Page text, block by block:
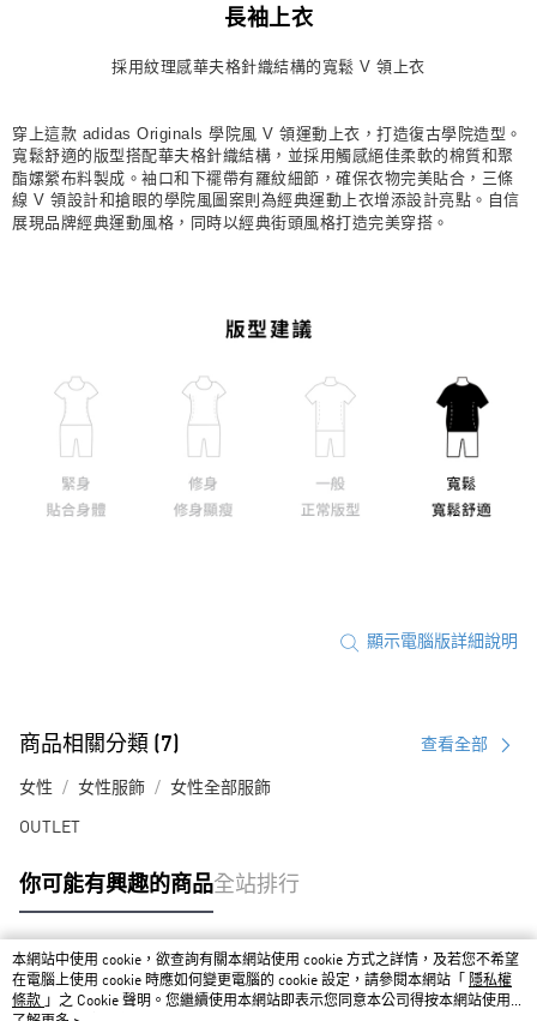
每筆NT$80，滿NT$1,500(含以上)免運費
長袖上衣
採用紋理感華夫格針織結構的寬鬆 V 領上衣
穿上這款 adidas Originals 學院風 V 領運動上衣，打造復古學院造型。
寬鬆舒適的版型搭配華夫格針織結構，並採用觸感絕佳柔軟的棉質和聚
酯嫘縈布料製成。袖口和下襬帶有羅紋細節，確保衣物完美貼合，三條
線 V 領設計和搶眼的學院風圖案則為經典運動上衣增添設計亮點。自信
展現品牌經典運動風格，同時以經典街頭風格打造完美穿搭。
顯示電腦版詳細說明
商品相關分類 (7) 查看全部
女性 女性服飾 女性全部服飾
OUTLET
你可能有興趣的商品全站排行
熱門標籤
本網站中使用 cookie，欲查詢有關本網站使用 cookie 方式之詳情，及若您不希望
在電腦上使用 cookie 時應如何變更電腦的 cookie 設定，請參閱本網站「
隱私權
條款 」之 Cookie 聲明。您繼續使用本網站即表示您同意本公司得按本網站使用條